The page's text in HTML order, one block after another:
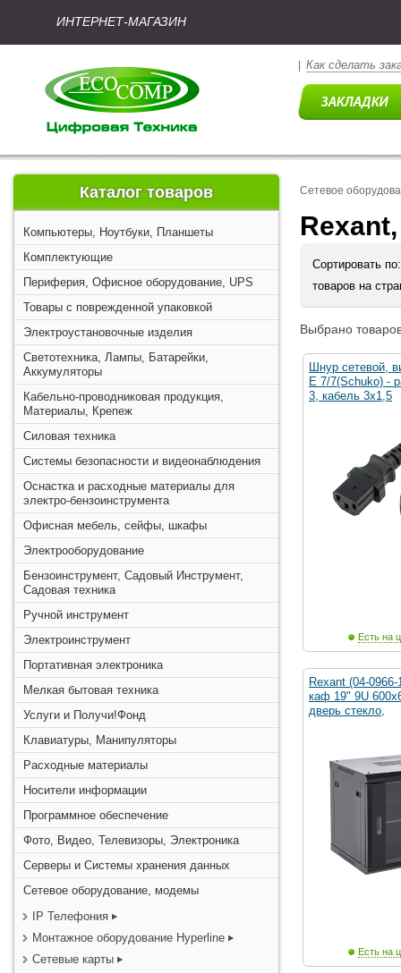
ИНТЕРНЕТ-МАГАЗИН
Как сделать
Каталог товаров
Компьютеры, Ноутбуки, Планшеты
Комплектующие
Периферия, Офисное оборудование, UPS
Товары с поврежденной упаковкой
Электроустановочные изделия
Светотехника, Лампы, Батарейки,
Аккумуляторы
Кабельно-проводниковая продукция,
Материалы, Крепеж
Силовая техника
Системы безопасности и видеонаблюдения
Оснастка и расходные материалы для
электро-бензоинструмента
Офисная мебель, сейфы, шкафы
Электрооборудование
Бензоинструмент, Садовый Инструмент,
Садовая техника
Ручной инструмент
Электроинструмент
Портативная электроника
Мелкая бытовая техника
Услуги и Получи!Фонд
Клавиатуры, Манипуляторы
Расходные материалы
Носители информации
Программное обеспечение
Фото, Видео, Телевизоры, Электроника
Серверы и Системы хранения данных
Сетевое оборудование, модемы
IP Телефония
Монтажное оборудование Hyperline
Сетевые карты
Сетевое
Сортировать
товаров на
Выбрано
Шнур сетевой,
Е 7/7(Schuko) -
3, кабель 3x1,5
Есть на
Rexant (04-
каф 19" 9U
дверь стекло,
Есть на